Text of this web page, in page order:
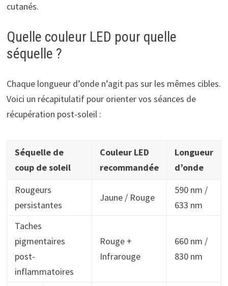
cutanés.
Quelle couleur LED pour quelle
séquelle ?
Chaque longueur d’onde n’agit pas sur les mêmes cibles.
Voici un récapitulatif pour orienter vos séances de
récupération post-soleil :
Séquelle de
coup de soleil
Couleur LED
recommandée
Longueur
d’onde
Rougeurs
persistantes
Jaune / Rouge
590 nm /
633 nm
Taches
pigmentaires
post-
inflammatoires
Rouge +
Infrarouge
660 nm /
830 nm